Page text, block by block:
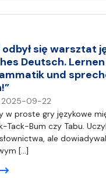
n
i
a
odbył się warsztat
Deutsch.
und
2025-09-22
a
p
i
w proste gry językowe
Tack-Bum czy Tabu.
ale
[…]